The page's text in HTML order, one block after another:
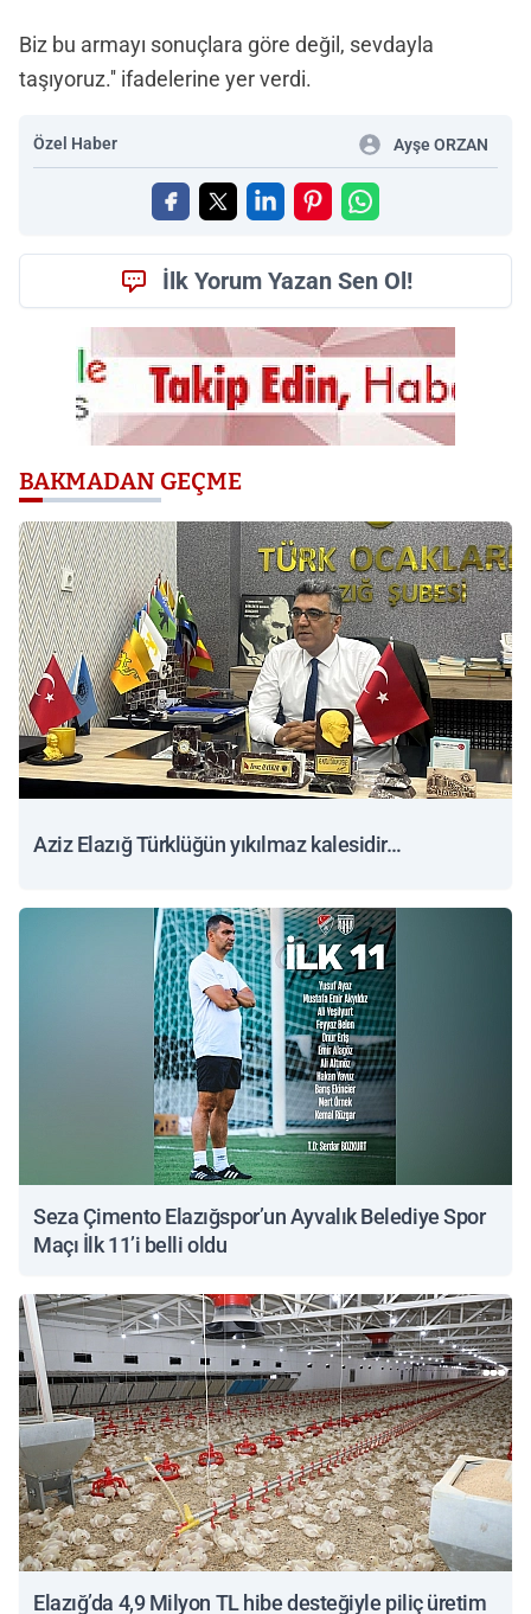
Biz bu armayı sonuçlara göre değil, sevdayla
taşıyoruz.'' ifadelerine yer verdi.
Özel Haber Ayşe ORZAN
İlk Yorum Yazan Sen Ol!
BAKMADAN GEÇME
Aziz Elazığ Türklüğün yıkılmaz kalesidir…
Seza Çimento Elazığspor’un Ayvalık Belediye Spor
Maçı İlk 11’i belli oldu
Elazığ’da 4,9 Milyon TL hibe desteğiyle piliç üretim